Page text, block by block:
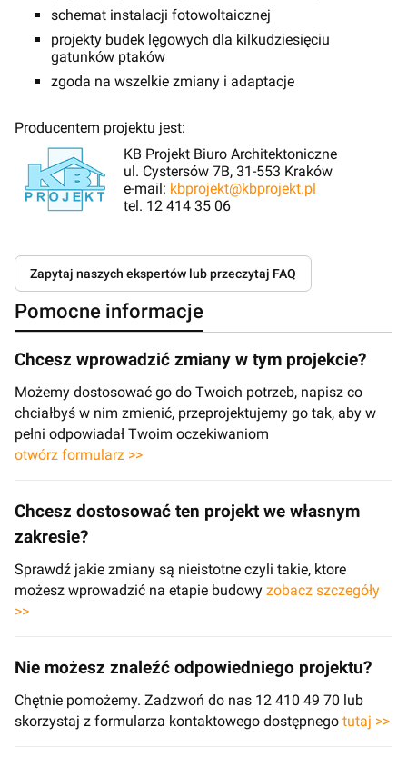
schemat instalacji fotowoltaicznej
projekty budek lęgowych dla kilkudziesięciu
gatunków ptaków
zgoda na wszelkie zmiany i adaptacje
Producentem projektu jest:
KB Projekt Biuro Architektoniczne
ul. Cystersów 7B, 31-553 Kraków
e-mail: kbprojekt@kbprojekt.pl
tel. 12 414 35 06
Zapytaj naszych ekspertów lub przeczytaj FAQ
Pomocne informacje
Chcesz wprowadzić zmiany w tym projekcie?
Możemy dostosować go do Twoich potrzeb, napisz co
chciałbyś w nim zmienić, przeprojektujemy go tak, aby w
pełni odpowiadał Twoim oczekiwaniom
otwórz formularz >>
Chcesz dostosować ten projekt we własnym
zakresie?
Sprawdź jakie zmiany są nieistotne czyli takie, ktore
możesz wprowadzić na etapie budowy zobacz szczegóły
>>
Nie możesz znaleźć odpowiedniego projektu?
Chętnie pomożemy. Zadzwoń do nas 12 410 49 70 lub
skorzystaj z formularza kontaktowego dostępnego tutaj >>